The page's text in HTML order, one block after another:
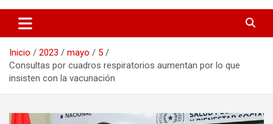
Agenda Paraguay
Inicio 2023 mayo
5
Consultas por cuadros respiratorios aumentan por lo que
insisten con la vacunación